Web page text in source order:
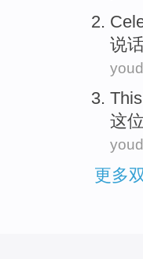
说
This
这位
更多